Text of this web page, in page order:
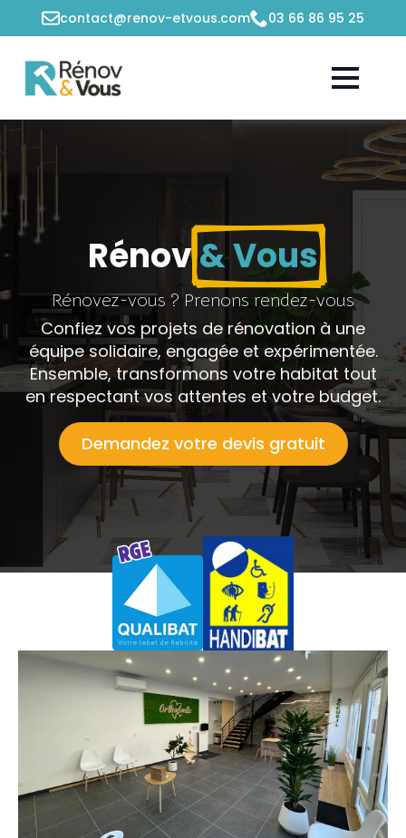
contact@renov-etvous.com 03 66 86 95 25
Rénov& Vous
Rénovez-vous ? Prenons rendez-vous
Confiez vos projets de rénovation à une
équipe solidaire, engagée et expérimentée.
Ensemble, transformons votre habitat tout
en respectant vos attentes et votre budget.
Demandez votre devis gratuit